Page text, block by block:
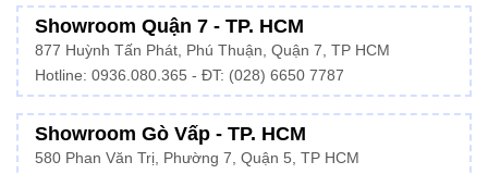
Showroom Quận 7 - TP. HCM
877 Huỳnh Tấn Phát, Phú Thuận, Quận 7, TP HCM
Hotline: 0936.080.365 - ĐT: (028) 6650 7787
Showroom Gò Vấp - TP. HCM
580 Phan Văn Trị, Phường 7, Quận 5, TP HCM